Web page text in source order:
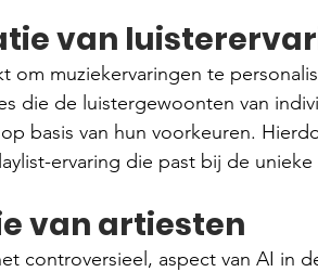
van
om muziekervaringen te
die de luistergewoonten van
basis van hun voorkeuren.
ervaring die past bij de unieke
van artiesten
controversieel, aspect van AI in